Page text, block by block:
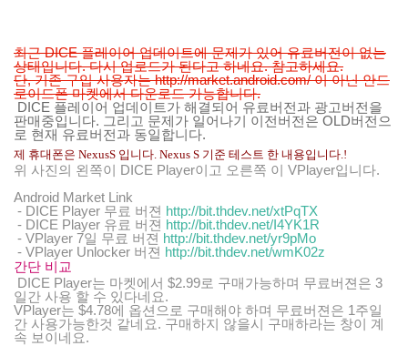
최근 DICE 플레이어 업데이트에 문제가 있어 유료버전이 없는
상태입니다. 다시 업로드가 된다고 하네요. 참고하세요.
단, 기존 구입 사용자는 http://market.android.com/ 이 아닌 안드
로이드폰 마켓에서 다운로드 가능합니다.
DICE 플레이어 업데이트가 해결되어 유료버전과 광고버전을
판매중입니다. 그리고 문제가 일어나기 이전버전은 OLD버전으
로 현재 유료버전과 동일합니다.
제 휴대폰은 NexusS 입니다. Nexus S 기준 테스트 한 내용입니다.!
위 사진의 왼쪽이 DICE Player이고 오른쪽 이 VPlayer입니다.
Android Market Link
- DICE Player 무료 버젼 http://bit.thdev.net/xtPqTX
- DICE Player 유료 버젼 http://bit.thdev.net/I4YK1R
- VPlayer 7일 무료 버젼 http://bit.thdev.net/yr9pMo
- VPlayer Unlocker 버젼 http://bit.thdev.net/wmK02z
간단 비교
DICE Player는 마켓에서 $2.99로 구매가능하며 무료버젼은 3
일간 사용 할 수 있다네요.
VPlayer는 $4.78에 옵션으로 구매해야 하며 무료버젼은 1주일
간 사용가능한것 같네요. 구매하지 않을시 구매하라는 창이 계
속 보이네요.